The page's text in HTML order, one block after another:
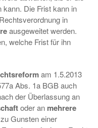
kann. Die Frist kann in
in
ausgeweitet werden.
welche Frist für ihn
am 1.5.2013
Abs. 1a BGB auch
der Überlassung an
oder an mehrere
Gunsten einer